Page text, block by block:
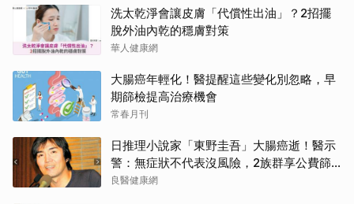
洗太乾淨會讓皮膚「代償性出油」？2招擺
脫外油內乾的穩膚對策
華人健康網
大腸癌年輕化！醫提醒這些變化別忽略，早
期篩檢提高治療機會
常春月刊
日推理小說家「東野圭吾」大腸癌逝！醫示
警：無症狀不代表沒風險，2族群享公費篩
檢
良醫健康網